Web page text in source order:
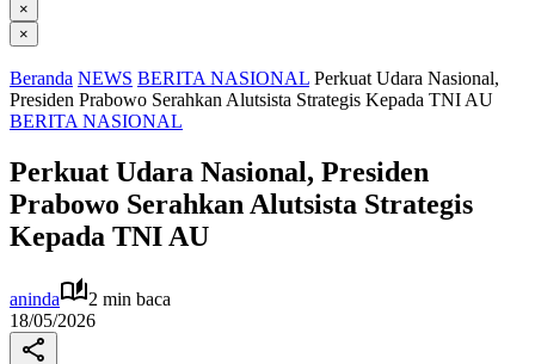
×
×
Beranda NEWS BERITA NASIONAL Perkuat Udara Nasional,
Presiden Prabowo Serahkan Alutsista Strategis Kepada TNI AU
BERITA NASIONAL
Perkuat Udara Nasional, Presiden
Prabowo Serahkan Alutsista Strategis
Kepada TNI AU
aninda
2 min baca
18/05/2026